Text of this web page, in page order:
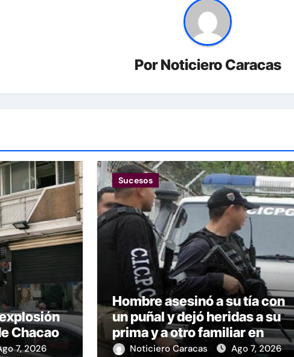
PorNoticiero Caracas
Chacao
7, 2026
Sucesos
Hombre asesinó a su tía con
un puñal y dejó heridas a su
prima y a otro familiar en
Bolívar
Noticiero Caracas Ago 7, 2026